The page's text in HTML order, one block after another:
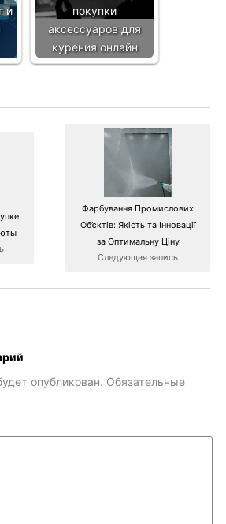
и
покупки
аксессуаров для
курения онлайн
Фарбування Промислових
Об’єктів: Якість та Інновації
за Оптимальну Ціну
Следующая запись
опубликован. Обязательные